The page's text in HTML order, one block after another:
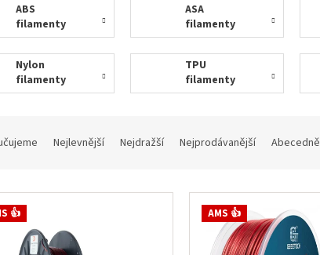
ABS
filamenty
ASA
filamenty
Nylon
filamenty
TPU
filamenty
Nejlevnější Nejdražší Nejprodávanější Abecedně
👍 AMS 👍